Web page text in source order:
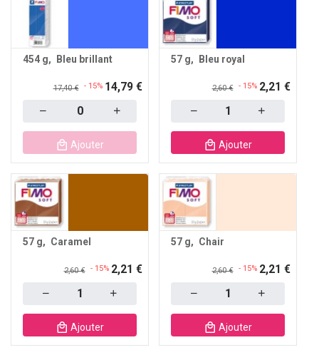
454 g Bleu brillant
17,40 € - 15% 14,79 €
Ajouter
57 g Bleu royal
2,60 € - 15% 2,21 €
Ajouter
57 g Caramel
2,60 € - 15% 2,21 €
Ajouter
57 g Chair
2,60 € - 15% 2,21 €
Ajouter